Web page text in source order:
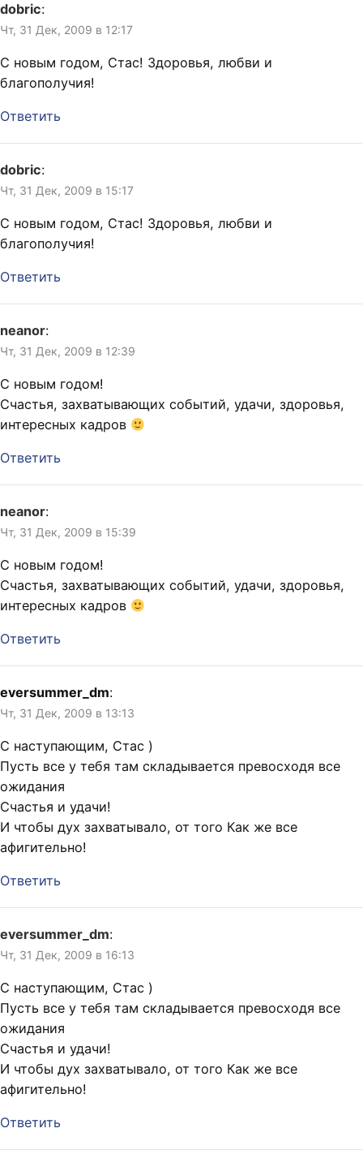
dobric:
Чт, 31 Дек, 2009 в 12:17
С новым годом, Стас! Здоровья, любви и
благополучия!
Ответить
dobric:
Чт, 31 Дек, 2009 в 15:17
С новым годом, Стас! Здоровья, любви и
благополучия!
Ответить
neanor:
Чт, 31 Дек, 2009 в 12:39
С новым годом!
Счастья, захватывающих событий, удачи, здоровья,
интересных кадров
Ответить
neanor:
Чт, 31 Дек, 2009 в 15:39
С новым годом!
Счастья, захватывающих событий, удачи, здоровья,
интересных кадров
Ответить
eversummer_dm:
Чт, 31 Дек, 2009 в 13:13
С наступающим, Стас )
Пусть все у тебя там складывается превосходя все
ожидания
Счастья и удачи!
И чтобы дух захватывало, от того Как же все
афигительно!
Ответить
eversummer_dm:
Чт, 31 Дек, 2009 в 16:13
С наступающим, Стас )
Пусть все у тебя там складывается превосходя все
ожидания
Счастья и удачи!
И чтобы дух захватывало, от того Как же все
афигительно!
Ответить